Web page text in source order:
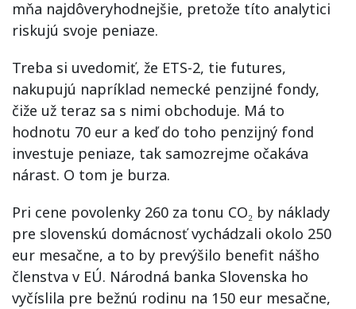
mňa najdôveryhodnejšie, pretože títo analytici
riskujú svoje peniaze.
Treba si uvedomiť, že ETS-2, tie futures,
nakupujú napríklad nemecké penzijné fondy,
čiže už teraz sa s nimi obchoduje. Má to
hodnotu 70 eur a keď do toho penzijný fond
investuje peniaze, tak samozrejme očakáva
nárast. O tom je burza.
Pri cene povolenky 260 za tonu CO₂ by náklady
pre slovenskú domácnosť vychádzali okolo 250
eur mesačne, a to by prevýšilo benefit nášho
členstva v EÚ. Národná banka Slovenska ho
vyčíslila pre bežnú rodinu na 150 eur mesačne,